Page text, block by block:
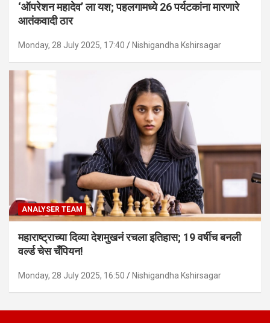
‘ऑपरेशन महादेव’ ला यश; पहलगामध्ये 26 पर्यटकांना मारणारे
आतंकवादी ठार
Monday, 28 July 2025, 17:40 Nishigandha Kshirsagar
ANALYSER TEAM
महाराष्ट्राच्या दिव्या देशमुखनं रचला इतिहास; 19 वर्षीच बनली
वर्ल्ड चेस चँपियन!
Monday, 28 July 2025, 16:50 Nishigandha Kshirsagar